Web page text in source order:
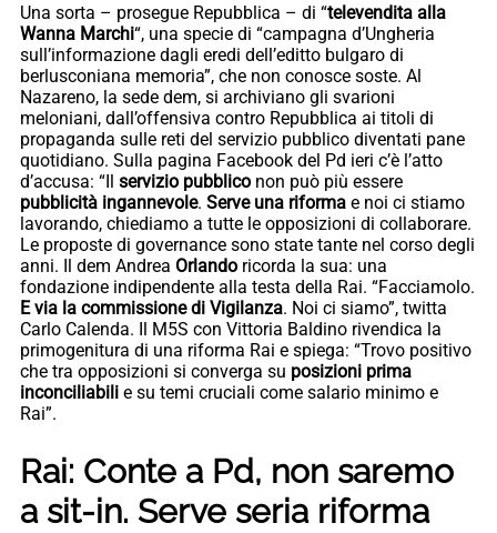
Una sorta – prosegue Repubblica – di “televendita alla
Wanna Marchi“, una specie di “campagna d’Ungheria
sull’informazione dagli eredi dell’editto bulgaro di
berlusconiana memoria”, che non conosce soste. Al
Nazareno, la sede dem, si archiviano gli svarioni
meloniani, dall’offensiva contro Repubblica ai titoli di
propaganda sulle reti del servizio pubblico diventati pane
quotidiano. Sulla pagina Facebook del Pd ieri c’è l’atto
d’accusa: “Il servizio pubblico non può più essere
pubblicità ingannevole. Serve una riforma e noi ci stiamo
lavorando, chiediamo a tutte le opposizioni di collaborare.
Le proposte di governance sono state tante nel corso degli
anni. Il dem Andrea Orlando ricorda la sua: una
fondazione indipendente alla testa della Rai. “Facciamolo.
E via la commissione di Vigilanza. Noi ci siamo”, twitta
Carlo Calenda. Il M5S con Vittoria Baldino rivendica la
primogenitura di una riforma Rai e spiega: “Trovo positivo
che tra opposizioni si converga su posizioni prima
inconciliabili e su temi cruciali come salario minimo e
Rai”.
Rai: Conte a Pd, non saremo
a sit-in. Serve seria riforma